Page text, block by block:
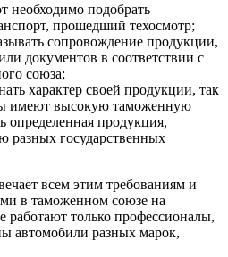
необходимо подобрать
прошедший техосмотр;
сопровождение продукции,
документов в соответствии с
союза;
характер своей продукции, так
имеют высокую таможенную
определенная продукция,
разных государственных
всем этим требованиям и
в таможенном союзе на
работают только профессионалы,
автомобили разных марок,